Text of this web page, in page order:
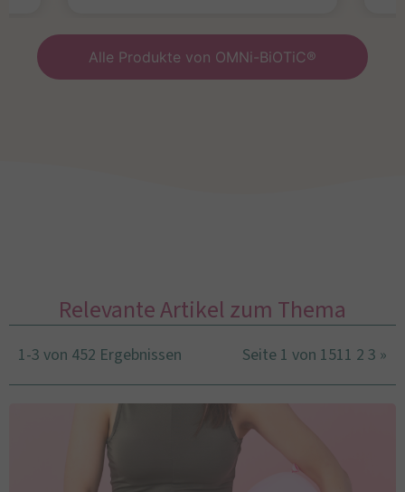
Alle Produkte von OMNi-BiOTiC®
Relevante Artikel zum Thema
1-3 von 452 Ergebnissen Seite 1 von 1511 2 3 »